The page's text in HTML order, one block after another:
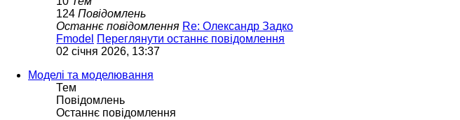
124 Повідомлень
Останнє повідомлення Re: Олександр Задко
Fmodel
Переглянути останнє повідомлення
02 січня 2026, 13:37
Моделі та моделювання
Тем
Повідомлень
Останнє повідомлення